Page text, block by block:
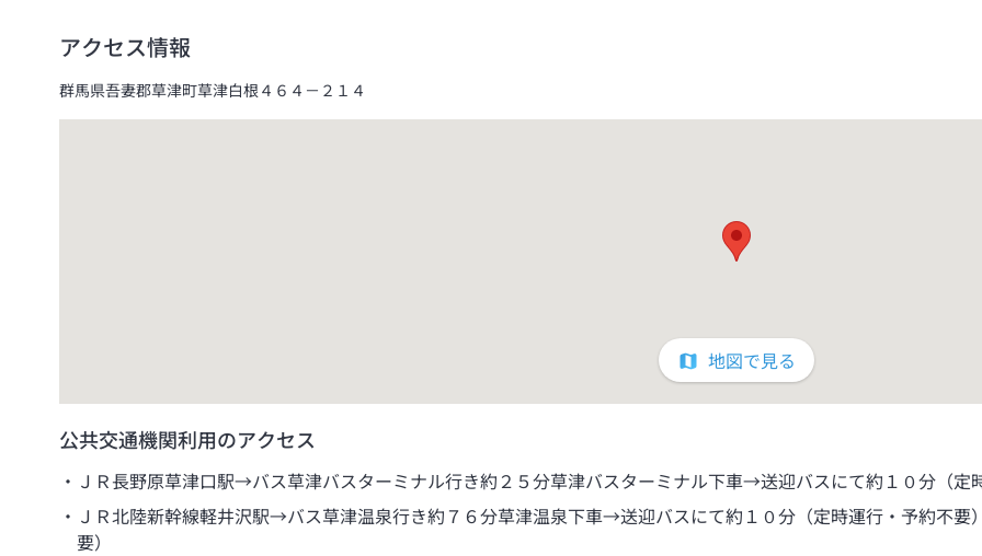
アクセス情報
群馬県吾妻郡草津町草津白根４６４－２１４
地図で見る
公共交通機関利用のアクセス
ＪＲ長野原草津口駅→バス草津バスターミナル行き約２５分草津バスターミナル下車→送迎バスにて約１０分（定
ＪＲ北陸新幹線軽井沢駅→バス草津温泉行き約７６分草津温泉下車→送迎バスにて約１０分（定時運行・予約不要
要）